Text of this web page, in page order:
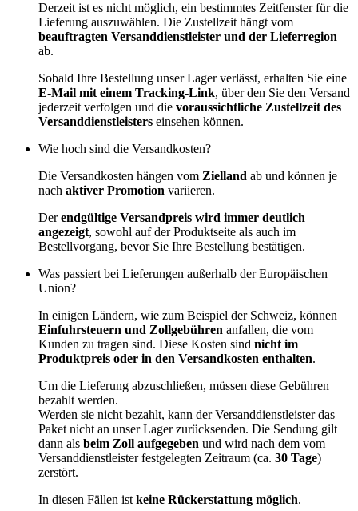
Derzeit ist es nicht möglich, ein bestimmtes Zeitfenster für die
Lieferung auszuwählen. Die Zustellzeit hängt vom
beauftragten Versanddienstleister und der Lieferregion
ab.
Sobald Ihre Bestellung unser Lager verlässt, erhalten Sie eine
E-Mail mit einem Tracking-Link, über den Sie den Versand
jederzeit verfolgen und die voraussichtliche Zustellzeit des
Versanddienstleisters einsehen können.
Wie hoch sind die Versandkosten?
Die Versandkosten hängen vom Zielland ab und können je
nach aktiver Promotion variieren.
Derendgültige Versandpreis wird immer deutlich
angezeigt, sowohl auf der Produktseite als auch im
Bestellvorgang, bevor Sie Ihre Bestellung bestätigen.
Was passiert bei Lieferungen außerhalb der Europäischen
Union?
In einigen Ländern, wie zum Beispiel der Schweiz, können
Einfuhrsteuern und Zollgebühren anfallen, die vom
Kunden zu tragen sind. Diese Kosten sind nicht im
Produktpreis oder in den Versandkosten enthalten.
Um die Lieferung abzuschließen, müssen diese Gebühren
bezahlt werden.
Werden sie nicht bezahlt, kann der Versanddienstleister das
Paket nicht an unser Lager zurücksenden. Die Sendung gilt
dann als beim Zoll aufgegeben und wird nach dem vom
Versanddienstleister festgelegten Zeitraum (ca. 30 Tage)
zerstört.
In diesen Fällen ist keine Rückerstattung möglich.